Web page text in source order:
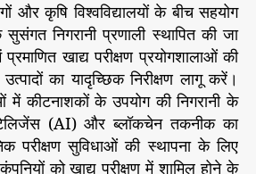
और कृषि विश्वविद्यालयों के बीच सहयोग
निगरानी प्रणाली स्थापित की जा
खाद्य परीक्षण प्रयोगशालाओं की
का यादृच्छिक निरीक्षण लागू करें।
में कीटनाशकों के उपयोग की निगरानी के
(AI) और ब्लॉकचेन तकनीक का
परीक्षण सुविधाओं की स्थापना के लिए
को खाद्य परीक्षण में शामिल होने के